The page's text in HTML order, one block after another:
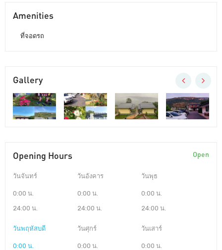
Amenities
ที่จอดรถ
Gallery
Opening Hours Open
วันจันทร์
0:00 น.
24:00 น.
วันอังคาร
0:00 น.
24:00 น.
วันพุธ
0:00 น.
24:00 น.
วันพฤหัสบดี
0:00 น.
วันศุกร์
0:00 น.
วันเสาร์
0:00 น.